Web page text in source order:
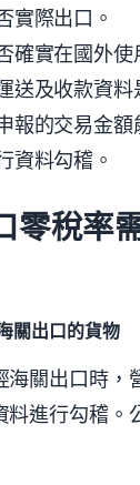
實際出口。
確實在國外使
送及收款資料
報的交易金
資料勾稽。
零稅率
關出口的貨物
海關出口時，
料進行勾稽。